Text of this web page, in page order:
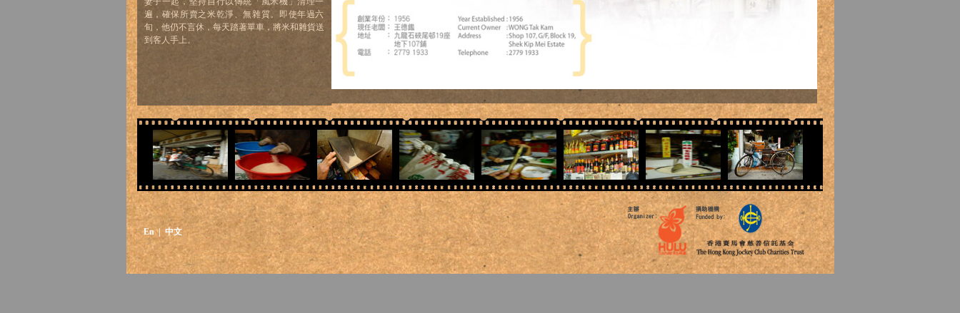
遍，確保所賣之米乾淨、無雜質。即使年過六
旬，他仍不言休，每天踏著單車，將米和雜貨送
到客人手上。
En| 中文